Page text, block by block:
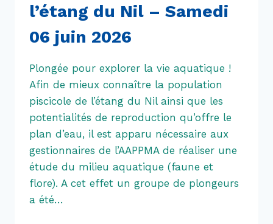
l’étang du Nil – Samedi
06 juin 2026
Plongée pour explorer la vie aquatique !
Afin de mieux connaître la population
piscicole de l’étang du Nil ainsi que les
potentialités de reproduction qu’offre le
plan d’eau, il est apparu nécessaire aux
gestionnaires de l’AAPPMA de réaliser une
étude du milieu aquatique (faune et
flore). A cet effet un groupe de plongeurs
a été…